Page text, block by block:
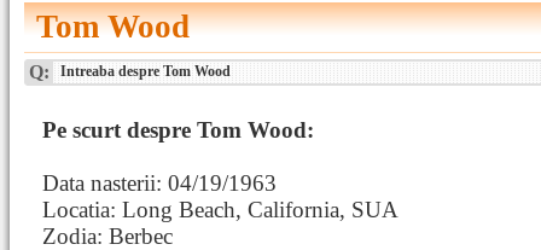
Tom Wood
Q: Intreaba despre Tom Wood
Pe scurt despre Tom Wood:
Data nasterii: 04/19/1963
Locatia: Long Beach, California, SUA
Zodia: Berbec